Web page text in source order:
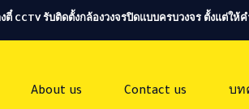
ตี๋ CCTV รับติดตั้งกล้องวงจรปิดแบบครบวงจร ตั้งแต่
About us Contact us บท